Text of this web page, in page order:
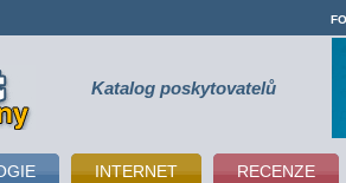
Katalog poskytovatelů
INTERNET RECENZE